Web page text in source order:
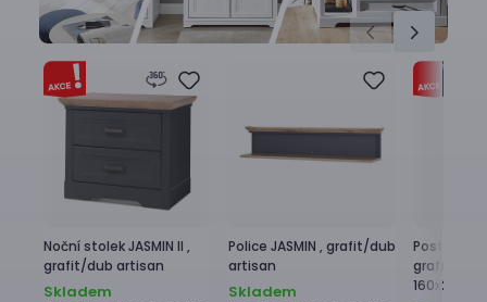
Noční stolekJASMIN II ,
grafit/dub artisan
Skladem
Police JASMIN , grafit/dub
artisan
Skladem
Postel
grafit/dub
160x200